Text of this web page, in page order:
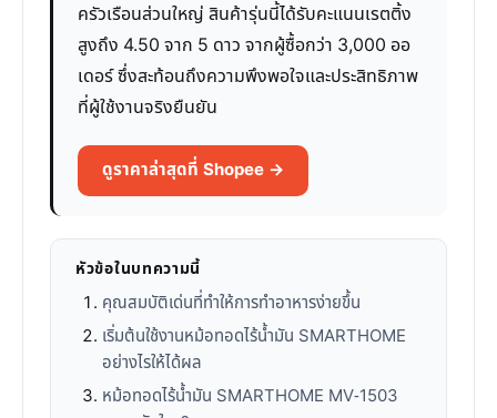
ครัวเรือนส่วนใหญ่ สินค้ารุ่นนี้ได้รับคะแนนเรตติ้ง
สูงถึง 4.50 จาก 5 ดาว จากผู้ซื้อกว่า 3,000 ออ
เดอร์ ซึ่งสะท้อนถึงความพึงพอใจและประสิทธิภาพ
ที่ผู้ใช้งานจริงยืนยัน
ดูราคาล่าสุดที่ Shopee →
หัวข้อในบทความนี้
คุณสมบัติเด่นที่ทำให้การทำอาหารง่ายขึ้น
เริ่มต้นใช้งานหม้อทอดไร้น้ำมัน SMARTHOME
อย่างไรให้ได้ผล
หม้อทอดไร้น้ำมัน SMARTHOME MV-1503